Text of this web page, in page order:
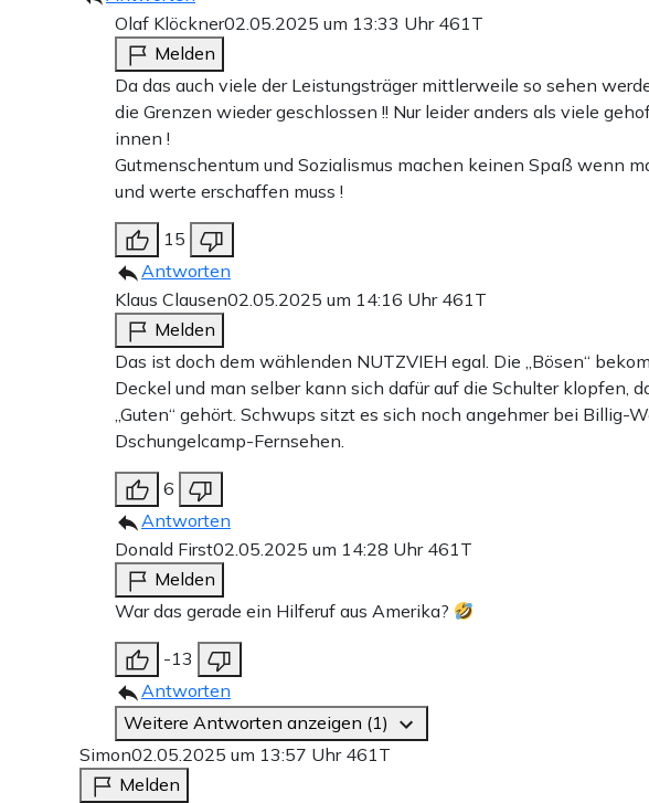
Olaf Klöckner02.05.2025 um 13:33 Uhr 461T
Melden
Da das auch viele der Leistungsträger mittlerweile so sehen
die Grenzen wieder geschlossen !! Nur leider anders als viele
innen !
Gutmenschentum und Sozialismus machen keinen Spaß wenn
und werte erschaffen muss !
15
Antworten
Klaus Clausen02.05.2025 um 14:16 Uhr 461T
Melden
Das ist doch dem wählenden NUTZVIEH egal. Die „Bösen“
Deckel und man selber kann sich dafür auf die Schulter klopfen,
„Guten“ gehört. Schwups sitzt es sich noch angehmer bei Billig-
Dschungelcamp-Fernsehen.
6
Antworten
Donald First02.05.2025 um 14:28 Uhr 461T
Melden
War das gerade ein Hilferuf aus Amerika?
-13
Antworten
Weitere Antworten anzeigen (1)
Simon02.05.2025 um 13:57 Uhr 461T
Melden